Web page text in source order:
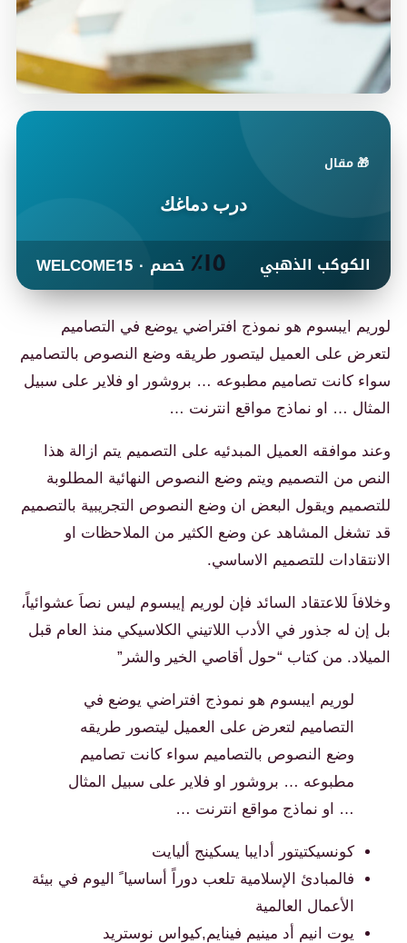
🎁 مقال
درب دماغك
الكوكب الذهبي ١٥٪ خصم · WELCOME15
لوريم ايبسوم هو نموذج افتراضي يوضع في التصاميم
لتعرض على العميل ليتصور طريقه وضع النصوص بالتصاميم
سواء كانت تصاميم مطبوعه … بروشور او فلاير على سبيل
المثال … او نماذج مواقع انترنت …
وعند موافقه العميل المبدئيه على التصميم يتم ازالة هذا
النص من التصميم ويتم وضع النصوص النهائية المطلوبة
للتصميم ويقول البعض ان وضع النصوص التجريبية بالتصميم
قد تشغل المشاهد عن وضع الكثير من الملاحظات او
الانتقادات للتصميم الاساسي.
وخلافاَ للاعتقاد السائد فإن لوريم إيبسوم ليس نصاَ عشوائياً،
بل إن له جذور في الأدب اللاتيني الكلاسيكي منذ العام قبل
الميلاد. من كتاب “حول أقاصي الخير والشر”
لوريم ايبسوم هو نموذج افتراضي يوضع في
التصاميم لتعرض على العميل ليتصور طريقه
وضع النصوص بالتصاميم سواء كانت تصاميم
مطبوعه … بروشور او فلاير على سبيل المثال
… او نماذج مواقع انترنت …
كونسيكتيتور أدايبا يسكينج أليايت
فالمبادئ الإسلامية تلعب دوراً أساسيا ً اليوم في بيئة
الأعمال العالمية
يوت انيم أد مينيم فينايم,كيواس نوستريد